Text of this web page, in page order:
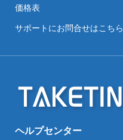
価格表
サポートにお問合せはこちら
ヘルプセンター